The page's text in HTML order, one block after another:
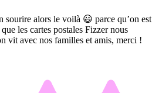
sourire alors le voilà 😃 parce qu’on est
les cartes postales Fizzer nous
vit avec nos familles et amis, merci !